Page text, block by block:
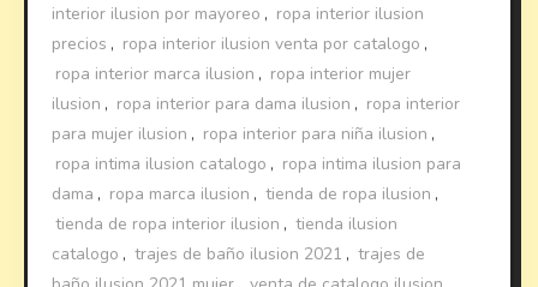
interior ilusion por mayoreo , ropa interior ilusion
precios , ropa interior ilusion venta por catalogo ,
ropa interior marca ilusion , ropa interior mujer
ilusion , ropa interior para dama ilusion , ropa interior
para mujer ilusion , ropa interior para niña ilusion ,
ropa intima ilusion catalogo , ropa intima ilusion para
dama , ropa marca ilusion , tienda de ropa ilusion ,
tienda de ropa interior ilusion , tienda ilusion
catalogo , trajes de baño ilusion 2021 , trajes de